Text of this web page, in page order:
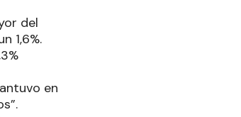
del
1,6%.
en